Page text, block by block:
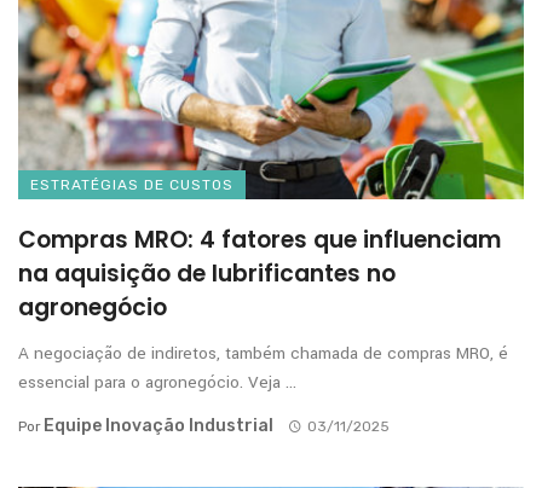
ESTRATÉGIAS DE CUSTOS
Compras MRO: 4 fatores que influenciam
na aquisição de lubrificantes no
agronegócio
A negociação de indiretos, também chamada de compras MRO, é
essencial para o agronegócio. Veja ...
Por Equipe Inovação Industrial 03/11/2025